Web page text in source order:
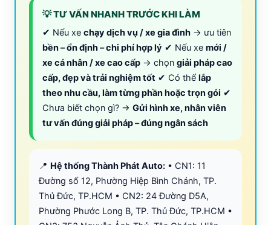
💡 TƯ VẤN NHANH TRƯỚC KHI LÀM
✔ Nếu xe chạy dịch vụ / xe gia đình → ưu tiên
bền – ổn định – chi phí hợp lý ✔ Nếu xe mới /
xe cá nhân / xe cao cấp → chọn giải pháp cao
cấp, đẹp và trải nghiệm tốt ✔ Có thể lắp
theo nhu cầu, làm từng phần hoặc trọn gói ✔
Chưa biết chọn gì? → Gửi hình xe, nhân viên
tư vấn đúng giải pháp – đúng ngân sách
📍 Hệ thống Thành Phát Auto: • CN1: 11
Đường số 12, Phường Hiệp Bình Chánh, TP.
Thủ Đức, TP.HCM • CN2: 24 Đường D5A,
Phường Phước Long B, TP. Thủ Đức, TP.HCM •